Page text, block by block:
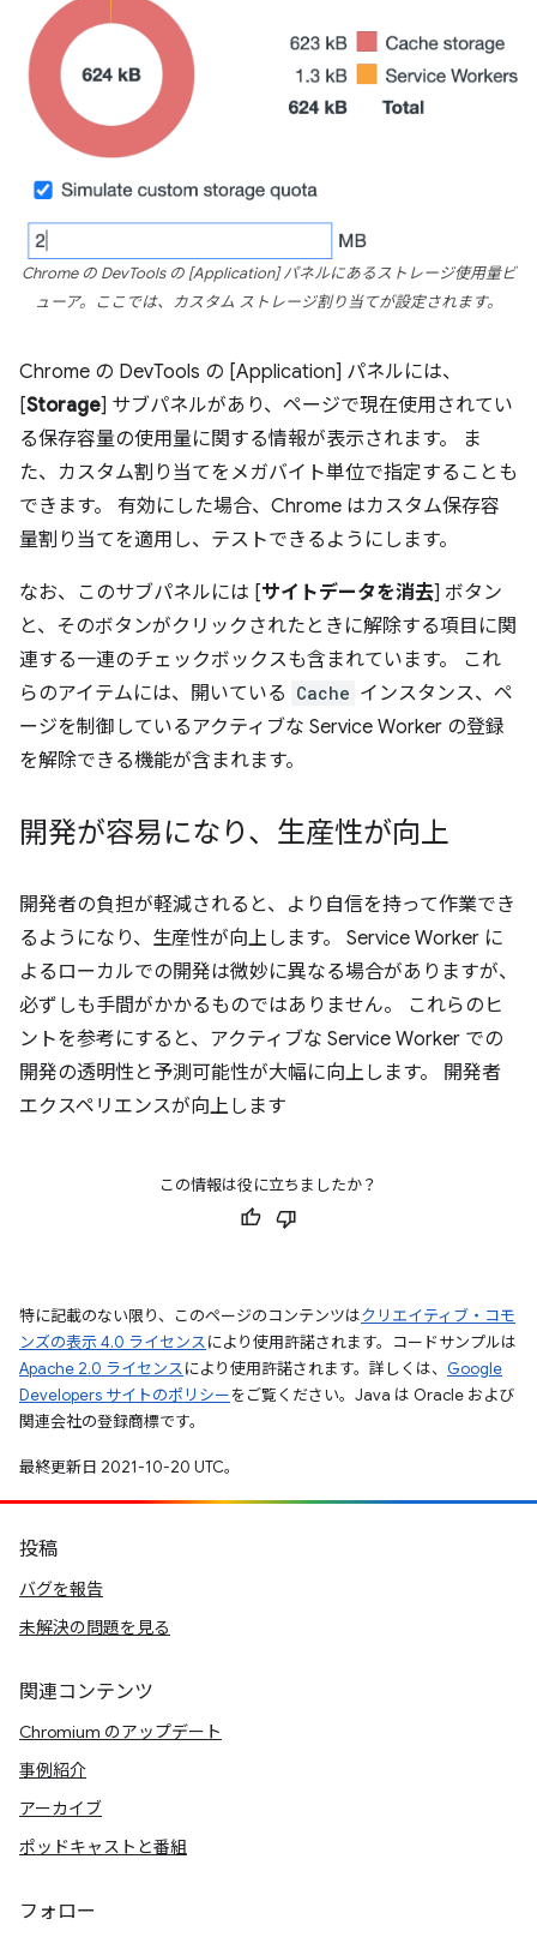
Chrome の DevTools の [Application] パネルにあるストレージ使用量ビ
ューア。ここでは、カスタム ストレージ割り当てが設定されます。
Chrome の DevTools の [Application] パネルには、
[Storage] サブパネルがあり、ページで現在使用されてい
る保存容量の使用量に関する情報が表示されます。 ま
た、カスタム割り当てをメガバイト単位で指定することも
できます。 有効にした場合、Chrome はカスタム保存容
量割り当てを適用し、テストできるようにします。
なお、このサブパネルには [サイトデータを消去] ボタン
と、そのボタンがクリックされたときに解除する項目に関
連する一連のチェックボックスも含まれています。 これ
らのアイテムには、開いている Cache インスタンス、ペ
ージを制御しているアクティブな Service Worker の登録
を解除できる機能が含まれます。
開発が容易になり、生産性が向上
開発者の負担が軽減されると、より自信を持って作業でき
るようになり、生産性が向上します。 Service Worker に
よるローカルでの開発は微妙に異なる場合がありますが、
必ずしも手間がかかるものではありません。 これらのヒ
ントを参考にすると、アクティブな Service Worker での
開発の透明性と予測可能性が大幅に向上します。 開発者
エクスペリエンスが向上します
この情報は役に立ちましたか？
特に記載のない限り、このページのコンテンツはクリエイティブ・コモ
ンズの表示 4.0 ライセンスにより使用許諾されます。コードサンプルは
Apache 2.0 ライセンスにより使用許諾されます。詳しくは、 Google
Developers サイトのポリシーをご覧ください。Java は Oracle および
関連会社の登録商標です。
最終更新日 2021-10-20 UTC。
投稿
バグを報告
未解決の問題を見る
関連コンテンツ
Chromium のアップデート
事例紹介
アーカイブ
ポッドキャストと番組
フォロー